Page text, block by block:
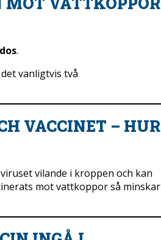
.
vanligtvis två
VACCINET – HUR
vilande i kroppen och kan
mot vattkoppor så minskar